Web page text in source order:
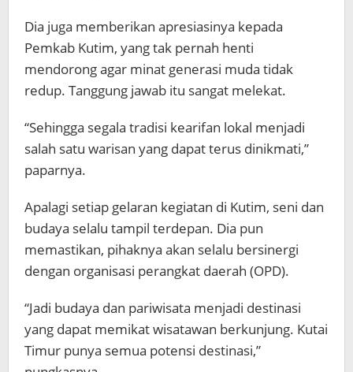
Dia juga memberikan apresiasinya kepada
Pemkab Kutim, yang tak pernah henti
mendorong agar minat generasi muda tidak
redup. Tanggung jawab itu sangat melekat.
“Sehingga segala tradisi kearifan lokal menjadi
salah satu warisan yang dapat terus dinikmati,”
paparnya.
Apalagi setiap gelaran kegiatan di Kutim, seni dan
budaya selalu tampil terdepan. Dia pun
memastikan, pihaknya akan selalu bersinergi
dengan organisasi perangkat daerah (OPD).
“Jadi budaya dan pariwisata menjadi destinasi
yang dapat memikat wisatawan berkunjung. Kutai
Timur punya semua potensi destinasi,”